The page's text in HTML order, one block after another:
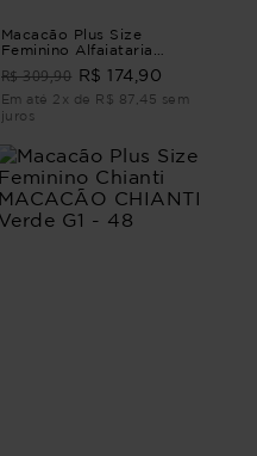
Macacão Plus Size
Feminino Alfaiataria
Florença MACACÃO
ALFAIATARIA FLORENÇA
G4 - 54
R$ 309,90 R$ 174,90
Em até 2x de R$ 87,45 sem
juros